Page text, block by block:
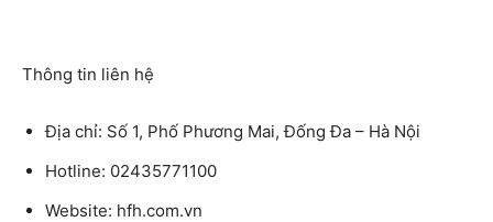
Thông tin liên hệ
Địa chỉ: Số 1, Phố Phương Mai, Đống Đa – Hà Nội
Hotline: 02435771100
Website: hfh.com.vn